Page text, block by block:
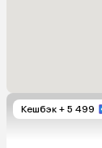
Кешбэк + 5 499